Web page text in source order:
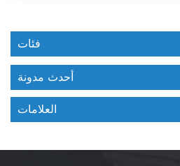
فئات
أحدث مدونة
العلامات